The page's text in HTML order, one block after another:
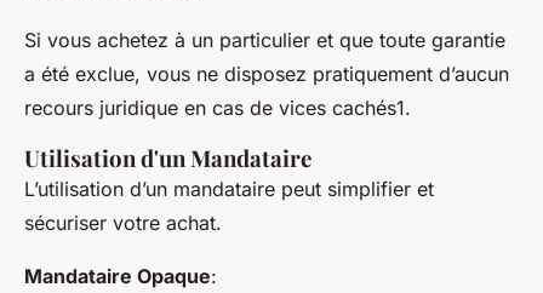
Si vous achetez à un particulier et que toute garantie
a été exclue, vous ne disposez pratiquement d’aucun
recours juridique en cas de vices cachés1.
Utilisation d'un Mandataire
L’utilisation d’un mandataire peut simplifier et
sécuriser votre achat.
Mandataire Opaque: